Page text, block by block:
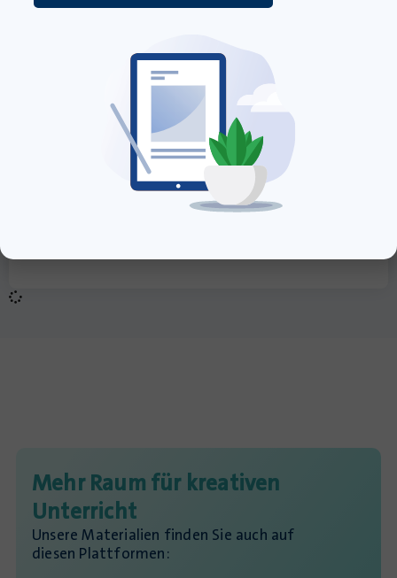
Strassenstaub: Vergessene Kinder – Daniel Gebhart –
Lieferung bis 12.08.2026
Mehr Raum für kreativen
Unterricht
Unsere Materialien finden Sie auch auf
diesen Plattformen: